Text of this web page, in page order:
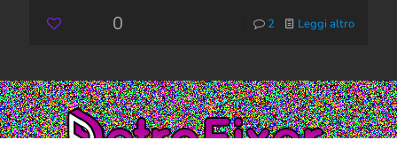
0 2 Leggi altro